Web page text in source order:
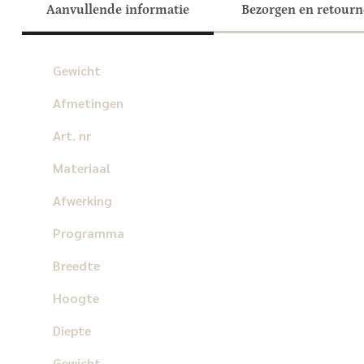
Aanvullende informatie Bezorgen en
Gewicht
Afmetingen
Art. nr
Materiaal
Afwerking
Programma
Breedte
Hoogte
Diepte